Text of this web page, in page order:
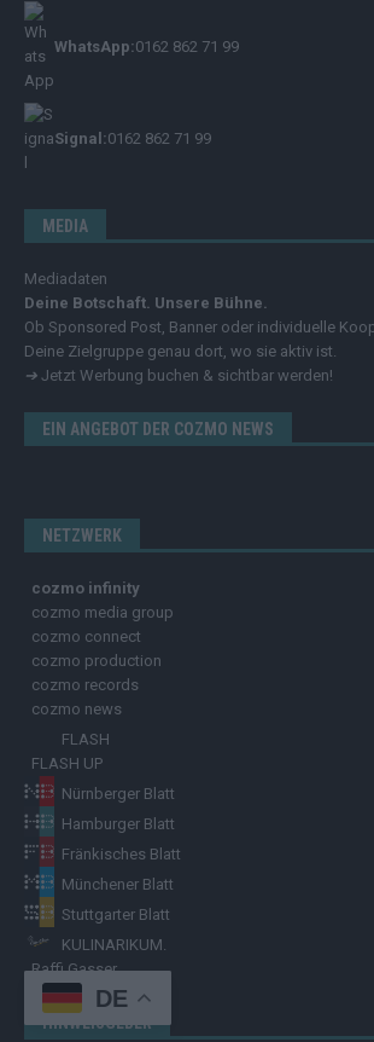
WhatsApp:0162 862 71 99
Signal:0162 862 71 99
MEDIA
Mediadaten
Deine Botschaft. Unsere Bühne.
Ob Sponsored Post, Banner oder individuelle
Deine Zielgruppe genau dort, wo sie aktiv ist.
➔ Jetzt Werbung buchen & sichtbar werden!
EIN ANGEBOT DER COZMO NEWS
NETZWERK
cozmo infinity
cozmo media group
cozmo connect
cozmo production
cozmo records
cozmo news
FLASH
FLASH UP
Nürnberger Blatt
Hamburger Blatt
Fränkisches Blatt
Münchener Blatt
Stuttgarter Blatt
KULINARIKUM.
Raffi Gasser
HINWEISGEBER
DE